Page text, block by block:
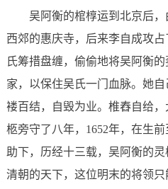
吴阿衡的棺椁运到北京后
西郊的惠庆寺，后来李自成攻
氏筹措盘缠，偷偷地将吴阿衡
家，以保住吴氏一门血脉。她
褛百结，自毁为业。椎舂自给
柩旁守了八年，1652年，在生
助下，历经十三载，吴阿衡的
清朝的天下，这位明末的将领